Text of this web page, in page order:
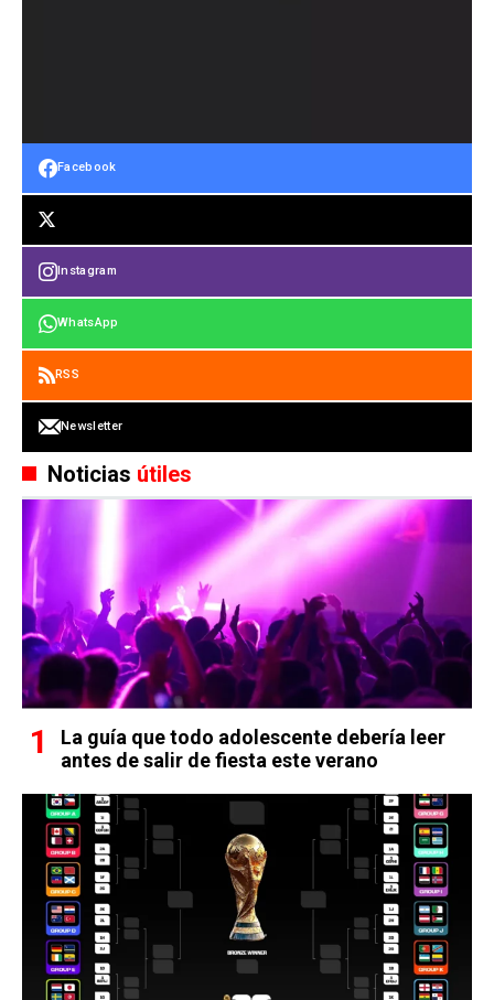
Facebook
Instagram
WhatsApp
RSS
Newsletter
Noticias útiles
La guía que todo adolescente debería leer
antes de salir de fiesta este verano